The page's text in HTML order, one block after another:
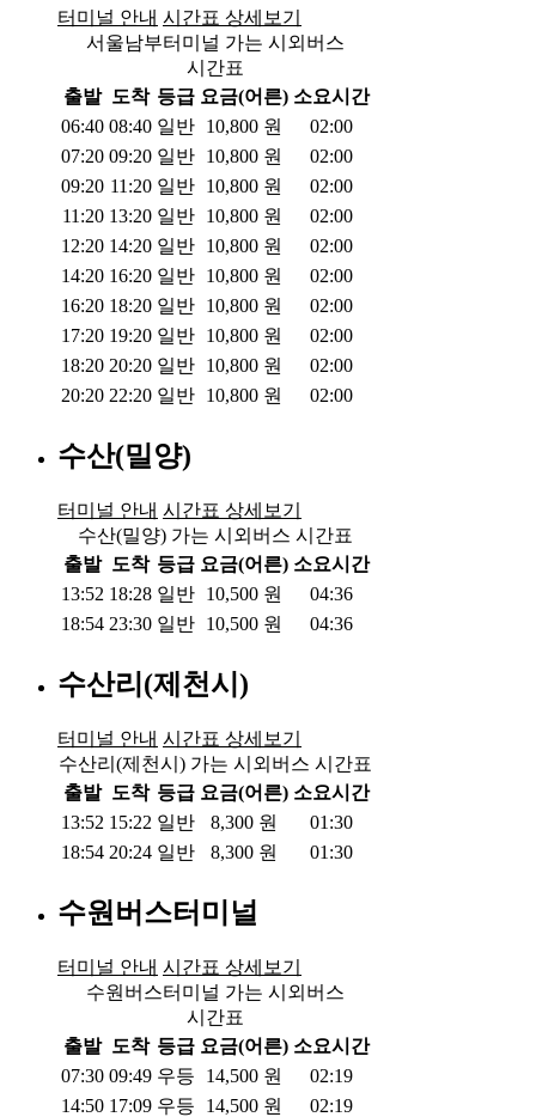
터미널 안내 시간표 상세보기
서울남부터미널 가는 시외버스
시간표
출발 도착 등급 요금(어른) 소요시간
06:40 08:40 일반 10,800 원
02:00
07:20 09:20 일반 10,800 원
02:00
09:20 11:20 일반 10,800 원
02:00
11:20 13:20 일반 10,800 원
02:00
12:20 14:20 일반 10,800 원
02:00
14:20 16:20 일반 10,800 원
02:00
16:20 18:20 일반 10,800 원
02:00
17:20 19:20 일반 10,800 원
02:00
18:20 20:20 일반 10,800 원
02:00
20:20 22:20 일반 10,800 원 02:00
수산(밀양)
터미널 안내 시간표 상세보기
수산(밀양) 가는 시외버스 시간표
출발 도착 등급 요금(어른) 소요시간
13:52 18:28 일반 10,500 원
04:36
18:54 23:30 일반 10,500 원 04:36
수산리(제천시)
터미널 안내 시간표 상세보기
수산리(제천시) 가는 시외버스 시간표
출발 도착 등급 요금(어른) 소요시간
13:52 15:22 일반 8,300 원
01:30
18:54 20:24 일반 8,300 원 01:30
수원버스터미널
터미널 안내 시간표 상세보기
수원버스터미널 가는 시외버스
시간표
출발 도착 등급 요금(어른) 소요시간
07:30 09:49 우등 14,500 원
02:19
14:50 17:09 우등 14,500 원 02:19